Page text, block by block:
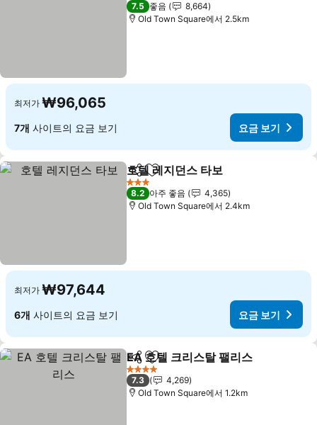
7.5 좋음
8,664
Old Town Square에서 2.5km
최저가 ₩96,065
7개 사이트의 요금 보기 요금 보기
공유 즐겨찾기에 추가
호텔 레지던스 타보
3 성급
8.2 아주 좋음
4,365
Old Town Square에서 2.4km
최저가 ₩97,644
6개 사이트의 요금 보기 요금 보기
공유 즐겨찾기에 추가
EA 호텔 크리스탈 팰리스
4 성급
7.3
4,269
Old Town Square에서 1.2km